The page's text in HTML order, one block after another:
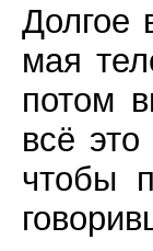
Долгое
мая
потом
всё
чтобы